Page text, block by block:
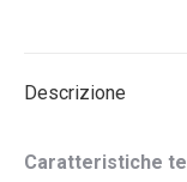
Descrizione
Caratteristiche